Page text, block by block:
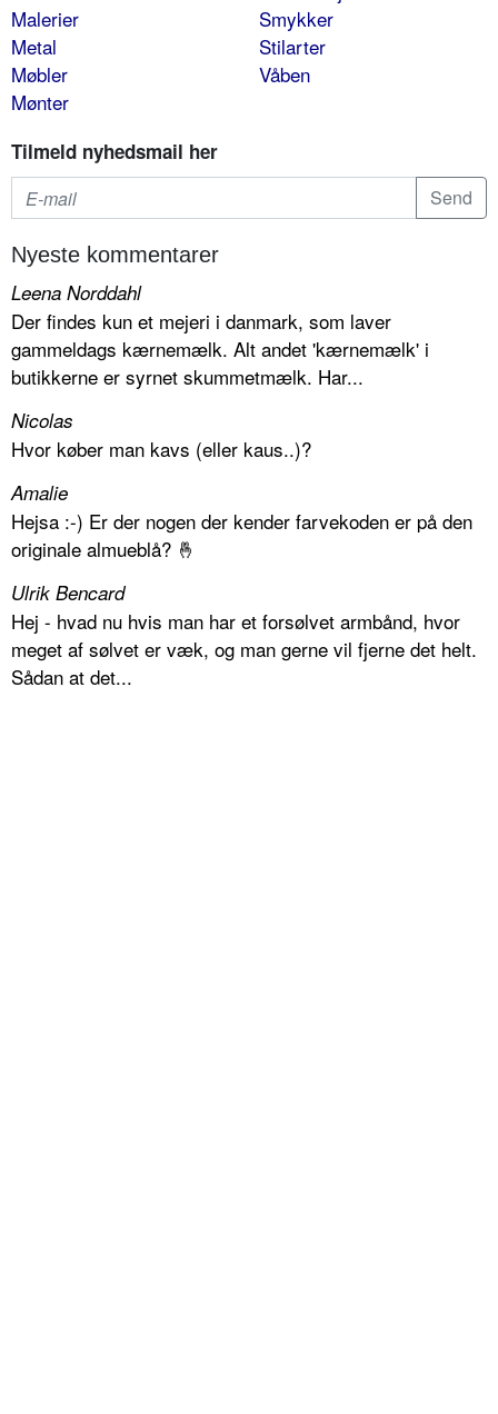
Malerier
Metal
Møbler
Mønter
Smykker
Stilarter
Våben
Tilmeld nyhedsmail her
Nyeste kommentarer
Leena Norddahl
Der findes kun et mejeri i danmark, som laver
gammeldags kærnemælk. Alt andet 'kærnemælk' i
butikkerne er syrnet skummetmælk. Har...
Nicolas
Hvor køber man kavs (eller kaus..)?
Amalie
Hejsa :-) Er der nogen der kender farvekoden er på den
originale almueblå? 🤞
Ulrik Bencard
Hej - hvad nu hvis man har et forsølvet armbånd, hvor
meget af sølvet er væk, og man gerne vil fjerne det helt.
Sådan at det...